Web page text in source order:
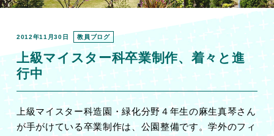
2012年11月30日 教員ブログ
上級マイスター科卒業制作、着々と進
行中
上級マイスター科造園・緑化分野４年生の麻生真琴さん
が手がけている卒業制作は、公園整備です。学外のフィ